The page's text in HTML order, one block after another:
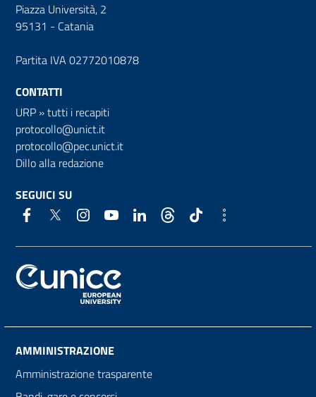
Piazza Università, 2
95131 - Catania
Partita IVA 02772010878
CONTATTI
URP »tutti i recapiti
protocollo@unict.it
protocollo@pec.unict.it
Dillo alla redazione
SEGUICI SU
AMMINISTRAZIONE
Amministrazione trasparente